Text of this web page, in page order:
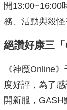
開13:00~16:00
務、活動與殺怪
絕讚好康三「
《神魔Online
度好評，為了
開新服，GASH